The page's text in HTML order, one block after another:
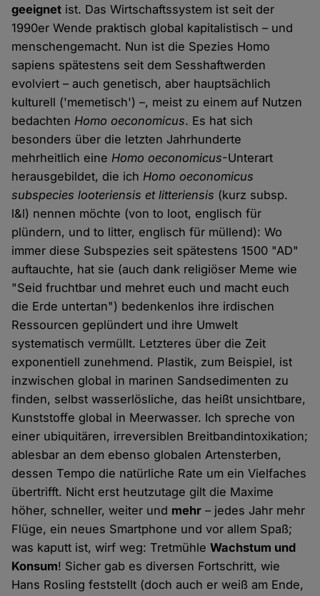
geeignet ist. Das Wirtschaftssystem ist seit der
1990er Wende praktisch global kapitalistisch – und
menschengemacht. Nun ist die Spezies Homo
sapiens spätestens seit dem Sesshaftwerden
evolviert – auch genetisch, aber hauptsächlich
kulturell ('memetisch') –, meist zu einem auf Nutzen
bedachtenHomo oeconomicus. Es hat sich
besonders über die letzten Jahrhunderte
mehrheitlich eineHomo oeconomicus-Unterart
herausgebildet, die ichHomo oeconomicus
subspecies looteriensis et litteriensis (kurz subsp.
l&l) nennen möchte (von to loot, englisch für
plündern, und to litter, englisch für müllend): Wo
immer diese Subspezies seit spätestens 1500 "AD"
auftauchte, hat sie (auch dank religiöser Meme wie
"Seid fruchtbar und mehret euch und macht euch
die Erde untertan") bedenkenlos ihre irdischen
Ressourcen geplündert und ihre Umwelt
systematisch vermüllt. Letzteres über die Zeit
exponentiell zunehmend. Plastik, zum Beispiel, ist
inzwischen global in marinen Sandsedimenten zu
finden, selbst wasserlösliche, das heißt unsichtbare,
Kunststoffe global in Meerwasser. Ich spreche von
einer ubiquitären, irreversiblen Breitbandintoxikation;
ablesbar an dem ebenso globalen Artensterben,
dessen Tempo die natürliche Rate um ein Vielfaches
übertrifft. Nicht erst heutzutage gilt die Maxime
höher, schneller, weiter und mehr – jedes Jahr mehr
Flüge, ein neues Smartphone und vor allem Spaß;
was kaputt ist, wirf weg: TretmühleWachstum und
Konsum! Sicher gab es diversen Fortschritt, wie
Hans Rosling feststellt (doch auch er weiß am Ende,